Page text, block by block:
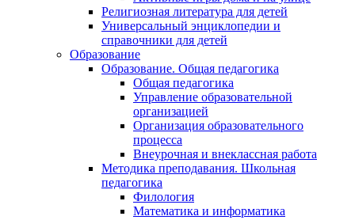
Религиозная литература для детей
Универсальный энциклопедии и
справочники для детей
Образование
Образование. Общая педагогика
Общая педагогика
Управление образовательной
организацией
Организация образовательного
процесса
Внеурочная и внеклассная работа
Методика преподавания. Школьная
педагогика
Филология
Математика и информатика